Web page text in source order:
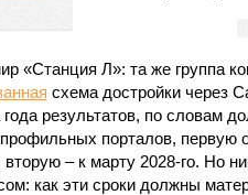
«Станция Л»: та же группа
схема достройки через
результатов, по словам
порталов, первую
вторую – к марту 2028-го. Но
как эти сроки должны